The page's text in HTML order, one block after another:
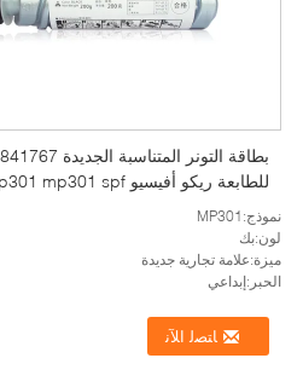
للطابعة ريكو أفيسيو mp301 mp301 spf
نموذج:MP301
لون:بك
ميزة:علامة تجارية جديدة
الحبر:إبداعي